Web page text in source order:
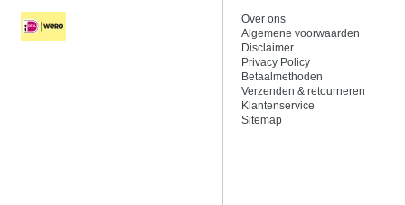
Over ons
Algemene voorwaarden
Disclaimer
Privacy Policy
Betaalmethoden
Verzenden & retourneren
Klantenservice
Sitemap